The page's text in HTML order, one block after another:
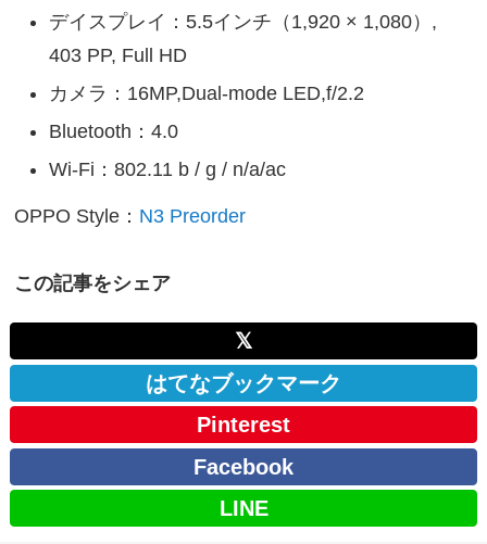
デイスプレイ：5.5インチ（1,920 × 1,080）,
403 PP, Full HD
カメラ：16MP,Dual-mode LED,f/2.2
Bluetooth：4.0
Wi-Fi：802.11 b / g / n/a/ac
OPPO Style： N3 Preorder
この記事をシェア
𝕏
はてなブックマーク
Pinterest
Facebook
LINE